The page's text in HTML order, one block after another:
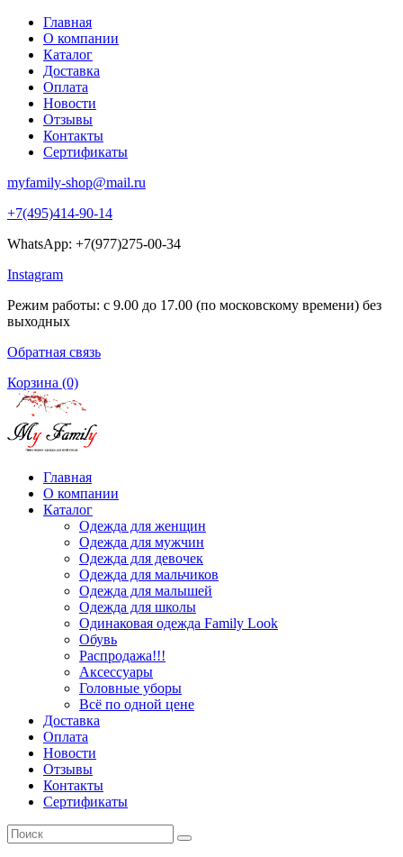
Главная
О компании
Каталог
Доставка
Оплата
Новости
Отзывы
Контакты
Сертификаты
myfamily-shop@mail.ru
+7(495)414-90-14
WhatsApp: +7(977)275-00-34
Instagram
Режим работы: с 9.00 до 17.00 (по московскому времени) без
выходных
Обратная связь
Корзина (0)
Главная
О компании
Каталог
Одежда для женщин
Одежда для мужчин
Одежда для девочек
Одежда для мальчиков
Одежда для малышей
Одежда для школы
Одинаковая одежда Family Look
Обувь
Распродажа!!!
Аксессуары
Головные уборы
Всё по одной цене
Доставка
Оплата
Новости
Отзывы
Контакты
Сертификаты